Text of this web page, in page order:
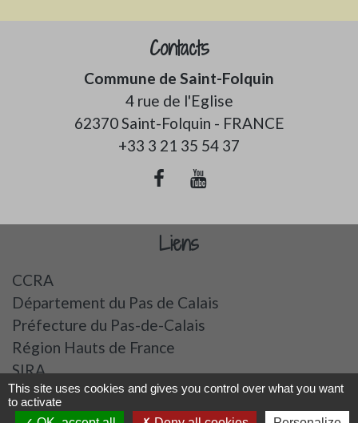
Contacts
Commune de Saint-Folquin
4 rue de l'Eglise
62370 Saint-Folquin - FRANCE
+33 3 21 35 54 37
Liens
CCRA
Département du Pas de Calais
Préfecture du Pas-de-Calais
Région Hauts de France
SIRA
Mentions légales Politique de confidentialité
This site uses cookies and gives you control over what you want
to activate